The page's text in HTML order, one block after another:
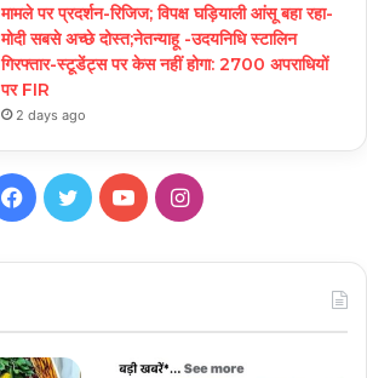
मामले पर प्रदर्शन-रिजिज; विपक्ष घड़ियाली आंसू बहा रहा-
मोदी सबसे अच्छे दोस्त;नेतन्याहू -उदयनिधि स्टालिन
गिरफ्तार-स्टूडेंट्स पर केस नहीं होगा: 2700 अपराधियों
पर FIR
2 days ago
Facebook
TwitterYouTubeInstagram